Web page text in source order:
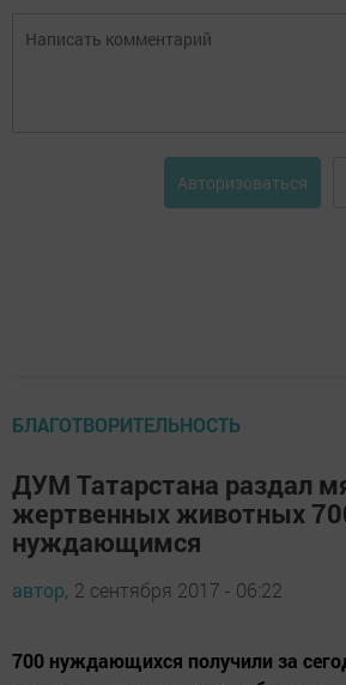
Авторизоваться
БЛАГОТВОРИТЕЛЬНОСТЬ
ДУМ Татарстана раздал
жертвенных животных
нуждающимся
автор, 2 сентября 2017 - 06:22
700 нуждающихся получили за